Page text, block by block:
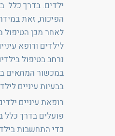
ילדים. בדרך כלל
לאחר מכן הטיפול
לילדים ורופא
נרחב בטיפול
במכשור המתאים
בבעיות עיניים
רופאת עיניים
פועלים בדרך כלל
כדי התחשבות